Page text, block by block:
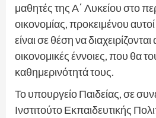
μαθητές της Α΄ Λυκείου στο
οικονομίας, προκειμένου
είναι σε θέση να
οικονομικές έννοιες, που θα
καθημερινότητά τους.
Το υπουργείο Παιδείας, σε
Ινστιτούτο Εκπαιδευτικής